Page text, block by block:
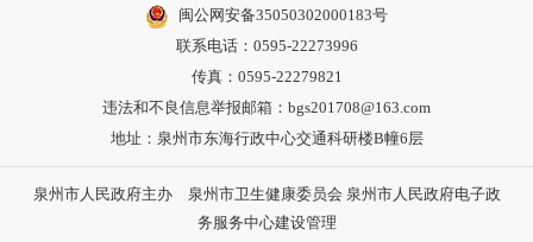
闽公网安备35050302000183号
联系电话：0595-22273996
传真：0595-22279821
违法和不良信息举报邮箱：bgs201708@163.com
地址：泉州市东海行政中心交通科研楼B幢6层
泉州市人民政府主办 泉州市卫生健康委员会 泉州市人民政府电子政
务服务中心建设管理